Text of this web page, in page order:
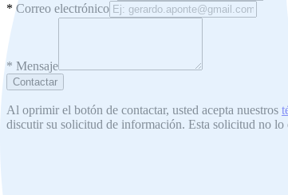
* Correo electrónico
* Mensaje
Contactar
Al oprimir el botón de contactar, usted acepta nuestros
discutir su solicitud de información. Esta solicitud no lo